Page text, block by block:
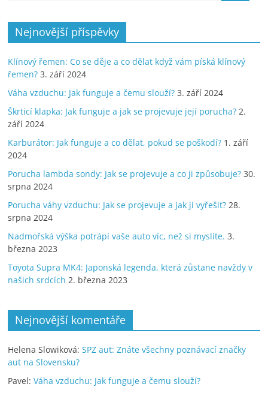
Nejnovější příspěvky
Klínový řemen: Co se děje a co dělat když vám píská klínový
řemen? 3. září 2024
Váha vzduchu: Jak funguje a čemu slouží? 3. září 2024
Škrticí klapka: Jak funguje a jak se projevuje její porucha? 2.
září 2024
Karburátor: Jak funguje a co dělat, pokud se poškodí? 1. září
2024
Porucha lambda sondy: Jak se projevuje a co ji způsobuje? 30.
srpna 2024
Porucha váhy vzduchu: Jak se projevuje a jak ji vyřešit? 28.
srpna 2024
Nadmořská výška potrápí vaše auto víc, než si myslíte. 3.
března 2023
Toyota Supra MK4: Japonská legenda, která zůstane navždy v
našich srdcích 2. března 2023
Nejnovější komentáře
Helena Slowiková:SPZ aut: Znáte všechny poznávací značky
aut na Slovensku?
Pavel:Váha vzduchu: Jak funguje a čemu slouží?